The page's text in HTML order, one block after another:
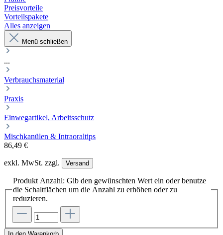
Preisvorteile
Vorteilspakete
Alles anzeigen
Menü schließen
...
Verbrauchsmaterial
Praxis
Einwegartikel, Arbeitsschutz
Mischkanülen & Intraoraltips
86,49 €
exkl. MwSt. zzgl. Versand
Produkt Anzahl: Gib den gewünschten Wert ein oder benutze
die Schaltflächen um die Anzahl zu erhöhen oder zu
reduzieren.